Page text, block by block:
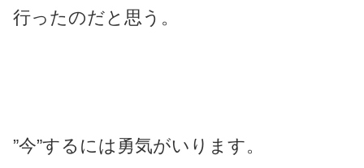
行ったのだと思う。
”今”するには勇気がいります。